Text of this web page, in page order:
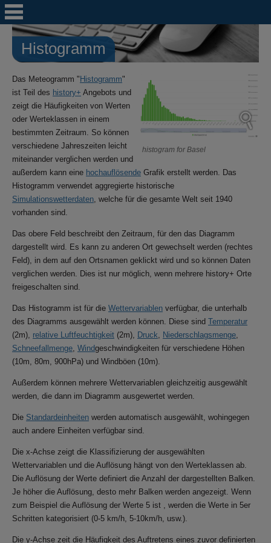
Histogramm
histogram for Basel
Das Meteogramm " Histogramm"
ist Teil des history+ Angebots und
zeigt die Häufigkeiten von Werten
oder Werteklassen in einem
bestimmten Zeitraum. So können
verschiedene Jahreszeiten leicht
miteinander verglichen werden und
außerdem kann eine hochauflösende Grafik erstellt werden. Das
Histogramm verwendet aggregierte historische
Simulationswetterdaten , welche für die gesamte Welt seit 1940
vorhanden sind.
Das obere Feld beschreibt den Zeitraum, für den das Diagramm
dargestellt wird. Es kann zu anderen Ort gewechselt werden (rechtes
Feld), in dem auf den Ortsnamen geklickt wird und so können Daten
verglichen werden. Dies ist nur möglich, wenn mehrere history+ Orte
freigeschalten sind.
Das Histogramm ist für die Wettervariablen verfügbar, die unterhalb
des Diagramms ausgewählt werden können. Diese sind Temperatur
(2m), relative Luftfeuchtigkeit (2m), Druck Niederschlagsmenge
Schneefallmenge Windgeschwindigkeiten für verschiedene Höhen
(10m, 80m, 900hPa) und Windböen (10m).
Außerdem können mehrere Wettervariablen gleichzeitig ausgewählt
werden, die dann im Diagramm ausgewertet werden.
Die Standardeinheiten werden automatisch ausgewählt, wohingegen
auch andere Einheiten verfügbar sind.
Die x-Achse zeigt die Klassifizierung der ausgewählten
Wettervariablen und die Auflösung hängt von den Werteklassen ab.
Die Auflösung der Werte definiert die Anzahl der dargestellten Balken.
Je höher die Auflösung, desto mehr Balken werden angezeigt. Wenn
zum Beispiel die Auflösung der Werte 5 ist , werden die Werte in 5er
Schritten kategorisiert (0-5 km/h, 5-10km/h, usw.).
Die y-Achse zeit die Häufigkeit des Auftretens eines zuvor definierten